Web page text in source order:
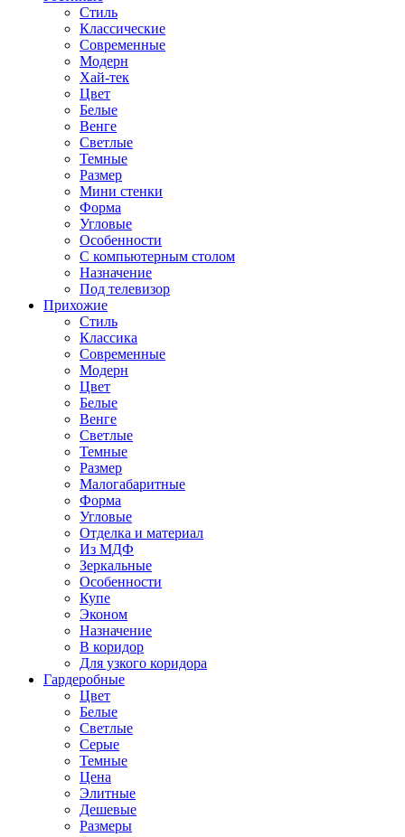
Стиль
Классические
Современные
Модерн
Хай-тек
Цвет
Белые
Венге
Светлые
Темные
Размер
Мини стенки
Форма
Угловые
Особенности
С компьютерным столом
Назначение
Под телевизор
Прихожие
Стиль
Классика
Современные
Модерн
Цвет
Белые
Венге
Светлые
Темные
Размер
Малогабаритные
Форма
Угловые
Отделка и материал
Из МДФ
Зеркальные
Особенности
Купе
Эконом
Назначение
В коридор
Для узкого коридора
Гардеробные
Цвет
Белые
Светлые
Серые
Темные
Цена
Элитные
Дешевые
Размеры